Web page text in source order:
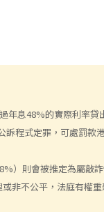
年息48%的實際利率
程式定罪，可處罰款
）則會被推定為屬敲
非不公平，法庭有權